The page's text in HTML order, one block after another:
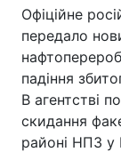
Офіційне
передало
падіння
В агентстві
скидання
районі НПЗ у